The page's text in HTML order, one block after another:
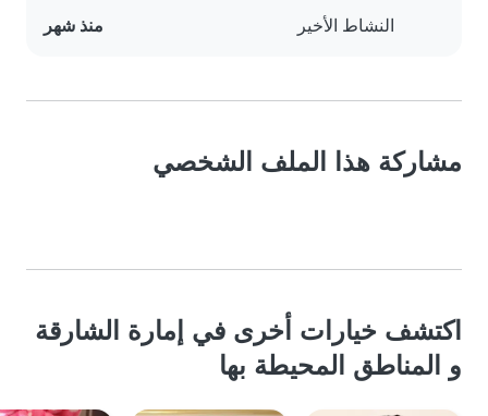
النشاط الأخير منذ شهر
مشاركة هذا الملف الشخصي
اكتشف خيارات أخرى في إمارة الشارقة
و المناطق المحيطة بها